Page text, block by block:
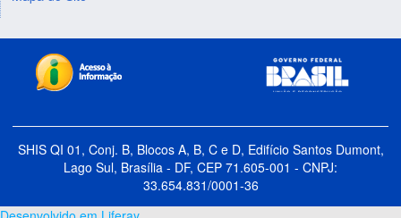
SHIS QI 01, Conj. B, Blocos A, B, C e D, Edifício Santos Dumont,
Lago Sul, Brasília - DF, CEP 71.605-001 - CNPJ:
33.654.831/0001-36